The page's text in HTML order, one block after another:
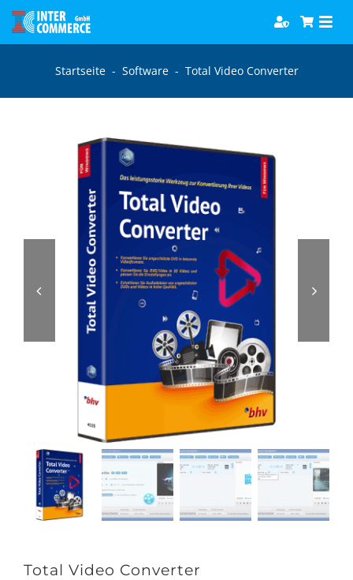
Zum
Inhalt
SoftwareStartseite- Software- Total Video Converter
Total Video Converter